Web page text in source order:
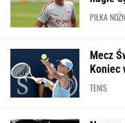
PIŁKA
Mecz
Koniec
TENIS